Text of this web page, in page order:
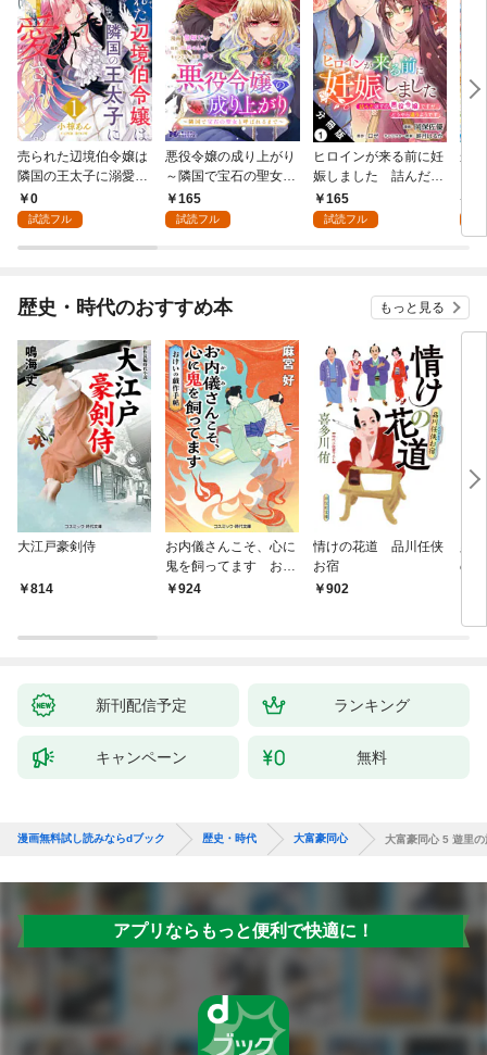
売られた辺境伯令嬢は
隣国の王太子に溺愛さ
れる 1
0
試読フル
悪役令嬢の成り上がり
～隣国で宝石の聖女と
呼ばれるまで～（コミ
ック） 分冊版 1
165
試読フル
ヒロインが来る前に妊
娠しました 詰んだは
ずの悪役令嬢ですが、
どうやら違うようです
165
試読フル
か
歴史・時代のおすすめ本 もっと見る
大江戸豪剣侍
814
お内儀さんこそ、心に
鬼を飼ってます おけ
いの戯作手帖
924
情けの花道 品川任侠
お宿
902
の
新刊配信予定 ランキング
キャンペーン 無料
漫画無料試し読みならdブック 歴史・時代 大富豪同心 大富豪同心 5 遊里の
アプリならもっと便利で快適に！